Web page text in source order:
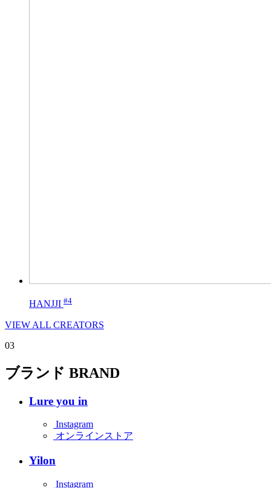
HANJJI #4
VIEW ALL CREATORS
03
ブランド BRAND
Lure you in
Instagram
オンラインストア
Yilon
Instagram